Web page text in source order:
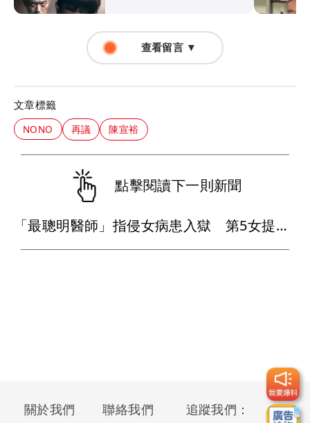
查看留言 ▼
文章標籤
NONO 再議 陳宣裕
點擊閱讀下一則新聞
「最聰明醫師」指侵女病患入獄 第5女提告！控他看診狂摸手背結果出爐
關於我們 聯絡我們 追蹤我們：